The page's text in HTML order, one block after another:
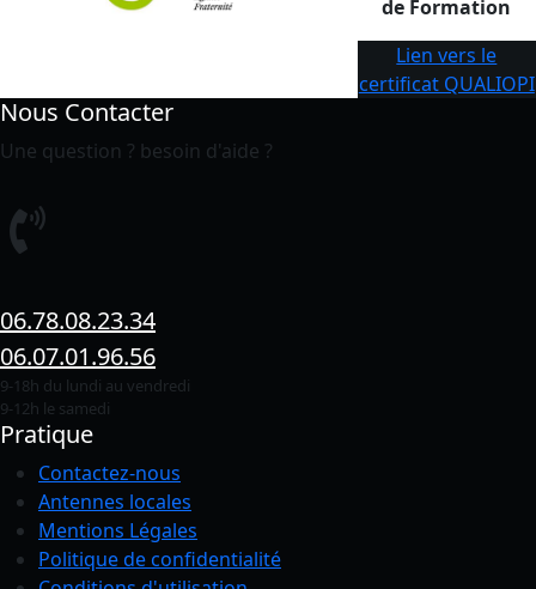
de Formation
Lien vers le
certificat QUALIOPI
Nous Contacter
Une question ? besoin d'aide ?
06.78.08.23.34
06.07.01.96.56
9-18h du lundi au vendredi
9-12h le samedi
Pratique
Contactez-nous
Antennes locales
Mentions Légales
Politique de confidentialité